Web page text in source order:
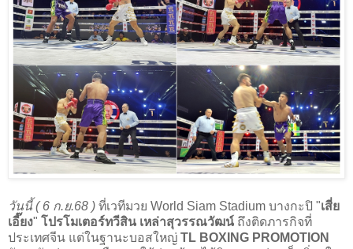
วันนี้ ( 6 ก.ย.68 ) ที่เวทีมวย World Siam Stadium บางกะปิ "เสี่ย
เอี๊ยง" โปรโมเตอร์ทวีสิน เหล่าสุวรรณวัฒน์ ถึงติดภารกิจที่
ประเทศจีน แต่ในฐานะบอสใหญ่ TL BOXING PROMOTION